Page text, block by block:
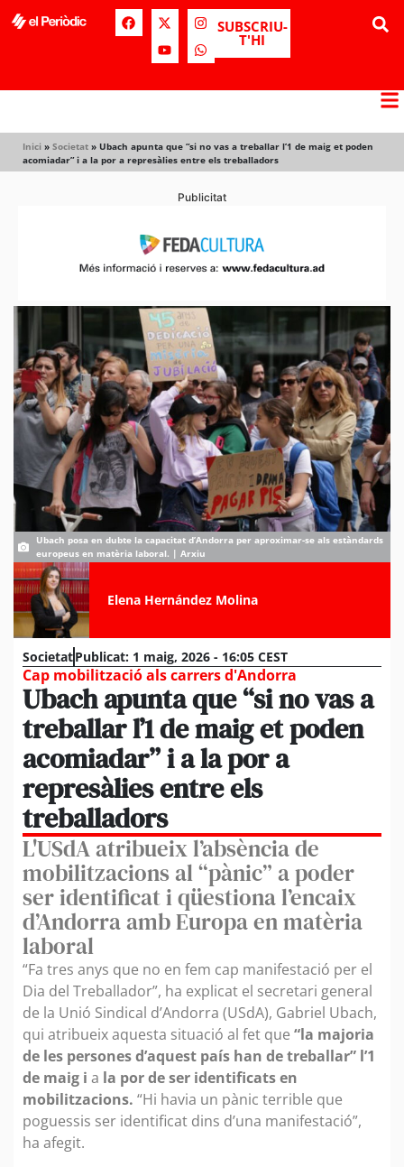
SUBSCRIU-
T'HI
Inici » Societat » Ubach apunta que “si no vas a treballar l’1 de maig et poden
acomiadar” i a la por a represàlies entre els treballadors
Publicitat
Ubach posa en dubte la capacitat d’Andorra per aproximar-se als estàndards
europeus en matèria laboral. | Arxiu
Elena Hernández Molina
SocietatPublicat: 1 maig, 2026 - 16:05 CEST
Cap mobilització als carrers d'Andorra
Ubach apunta que “si no vas a
treballar l’1 de maig et poden
acomiadar” i a la por a
represàlies entre els
treballadors
L'USdA atribueix l’absència de
mobilitzacions al “pànic” a poder
ser identificat i qüestiona l’encaix
d’Andorra amb Europa en matèria
laboral
“Fa tres anys que no en fem cap manifestació per el
Dia del Treballador”, ha explicat el secretari general
de la Unió Sindical d’Andorra (USdA), Gabriel Ubach,
qui atribueix aquesta situació al fet que “la majoria
de les persones d’aquest país han de treballar” l’1
de maig i a la por de ser identificats en
mobilitzacions. “Hi havia un pànic terrible que
poguessis ser identificat dins d’una manifestació”,
ha afegit.